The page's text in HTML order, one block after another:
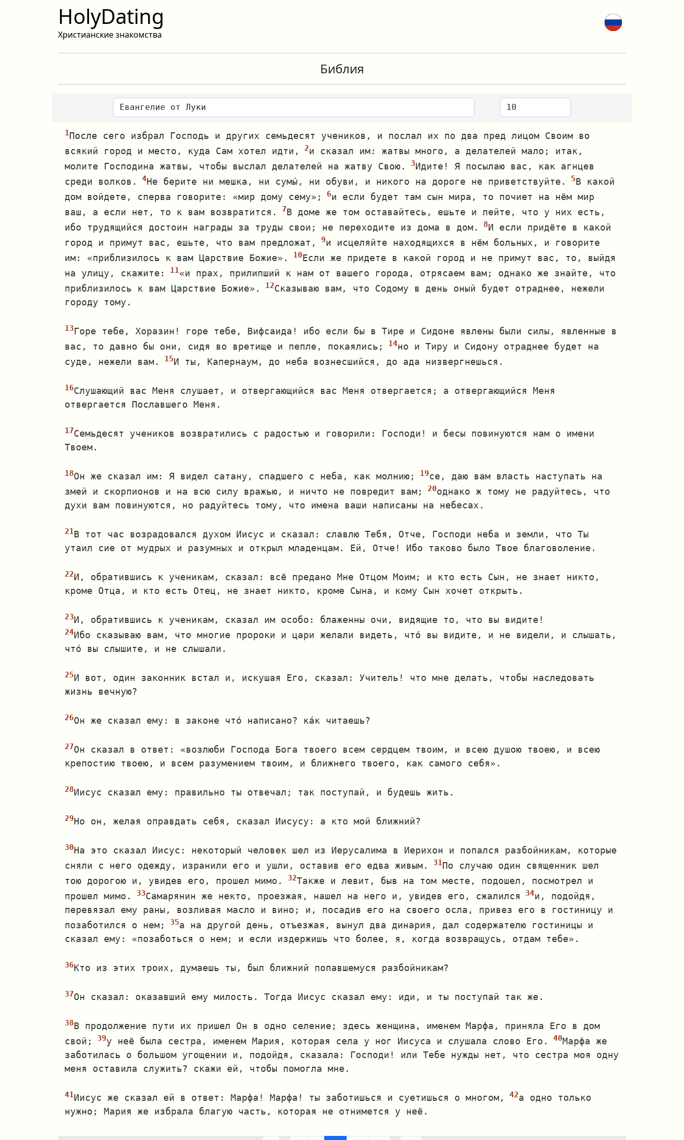
HolyDating
Христианские знакомства
Библия
После сего избрал Господь и других семьдесят учеников, и послал их по два пред лицом Своим во
всякий город и место, куда Сам хотел идти,
и сказал им: жатвы много, а делателей мало; итак,
молите Господина жатвы, чтобы выслал делателей на жатву Свою.
Идите! Я посылаю вас, как агнцев
среди волков.
Не берите ни мешка, ни сумы́, ни обуви, и никого на дороге не приветствуйте.
В какой
дом войдете, сперва говорите: «мир дому сему»;
и если будет там сын мира, то почиет на нём мир
ваш, а если нет, то к вам возвратится.
В доме же том оставайтесь, ешьте и пейте, что у них есть,
ибо трудящийся достоин награды за труды свои; не переходите из дома в дом.
И если придёте в какой
город и примут вас, ешьте, что вам предложат,
и исцеляйте находящихся в нём больных, и говорите
им: «приблизилось к вам Царствие Божие».
Если же придете в какой город и не примут вас, то, выйдя
на улицу, скажите:
«и прах, прилипший к нам от вашего города, отрясаем вам; однако же знайте, что
приблизилось к вам Царствие Божие».
Сказываю вам, что Содому в день оный будет отраднее, нежели
городу тому.
Горе тебе, Хоразин! горе тебе, Вифсаида! ибо если бы в Тире и Сидоне явлены были силы, явленные в
вас, то давно бы они, сидя во вретище и пепле, покаялись;
но и Тиру и Сидону отраднее будет на
суде, нежели вам.
И ты, Капернаум, до неба вознесшийся, до ада низвергнешься.
Слушающий вас Меня слушает, и отвергающийся вас Меня отвергается; а отвергающийся Меня
отвергается Пославшего Меня.
Семьдесят учеников возвратились с радостью и говорили: Господи! и бесы повинуются нам о имени
Твоем.
Он же сказал им: Я видел сатану, спадшего с неба, как молнию;
се, даю вам власть наступать на
змей и скорпионов и на всю силу вражью, и ничто не повредит вам;
однако ж тому не радуйтесь, что
духи вам повинуются, но радуйтесь тому, что имена ваши написаны на небесах.
В тот час возрадовался духом Иисус и сказал: славлю Тебя, Отче, Господи неба и земли, что Ты
утаил сие от мудрых и разумных и открыл младенцам. Ей, Отче! Ибо таково было Твое благоволение.
И, обратившись к ученикам, сказал: всё предано Мне Отцом Моим; и кто есть Сын, не знает никто,
кроме Отца, и кто есть Отец, не знает никто, кроме Сына, и кому Сын хочет открыть.
И, обратившись к ученикам, сказал им особо: блаженны очи, видящие то, что вы видите!
Ибо сказываю вам, что многие пророки и цари желали видеть, что́ вы видите, и не видели, и слышать,
что́ вы слышите, и не слышали.
И вот, один законник встал и, искушая Его, сказал: Учитель! что мне делать, чтобы наследовать
жизнь вечную?
Он же сказал ему: в законе что́ написано? ка́к читаешь?
Он сказал в ответ: «возлюби Господа Бога твоего всем сердцем твоим, и всею душою твоею, и всею
крепостию твоею, и всем разумением твоим, и ближнего твоего, как самого себя».
Иисус сказал ему: правильно ты отвечал; так поступай, и будешь жить.
Но он, желая оправдать себя, сказал Иисусу: а кто мой ближний?
На это сказал Иисус: некоторый человек шел из Иерусалима в Иерихон и попался разбойникам, которые
сняли с него одежду, изранили его и ушли, оставив его едва живым.
По случаю один священник шел
тою дорогою и, увидев его, прошел мимо.
Также и левит, быв на том месте, подошел, посмотрел и
прошел мимо.
Самарянин же некто, проезжая, нашел на него и, увидев его, сжалился
и, подойдя,
перевязал ему раны, возливая масло и вино; и, посадив его на своего осла, привез его в гостиницу и
позаботился о нем;
а на другой день, отъезжая, вынул два динария, дал содержателю гостиницы и
сказал ему: «позаботься о нем; и если издержишь что более, я, когда возвращусь, отдам тебе».
Кто из этих троих, думаешь ты, был ближний попавшемуся разбойникам?
Он сказал: оказавший ему милость. Тогда Иисус сказал ему: иди, и ты поступай так же.
В продолжение пути их пришел Он в одно селение; здесь женщина, именем Марфа, приняла Его в дом
свой;
у неё была сестра, именем Мария, которая села у ног Иисуса и слушала слово Его.
Марфа же
заботилась о большом угощении и, подойдя, сказала: Господи! или Тебе нужды нет, что сестра моя одну
меня оставила служить? скажи ей, чтобы помогла мне.
Иисус же сказал ей в ответ: Марфа! Марфа! ты заботишься и суетишься о многом,
а одно только
нужно; Мария же избрала благую часть, которая не отнимется у неё.